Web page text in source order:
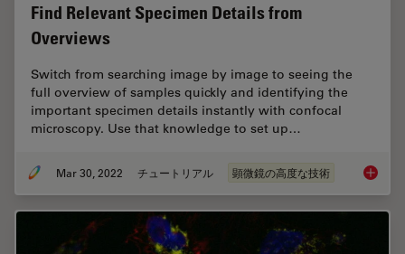
Find Relevant Specimen Details from
Overviews
Switch from searching image by image to seeing the
full overview of samples quickly and identifying the
important specimen details instantly with confocal
microscopy. Use that knowledge to set up…
Mar 30, 2022 チュートリアル 顕微鏡の高度な技術 Find